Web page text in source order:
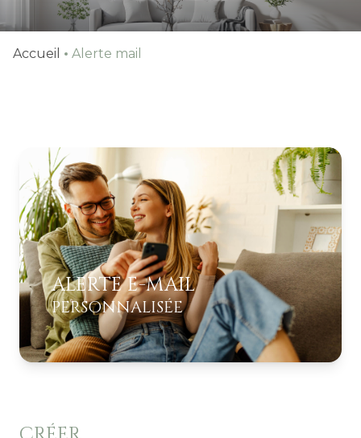
VENTES
NOS
VENDUS
ESTIMATION
Accueil Alerte mail
ALERTE E-MAIL
PERSONNALISÉE